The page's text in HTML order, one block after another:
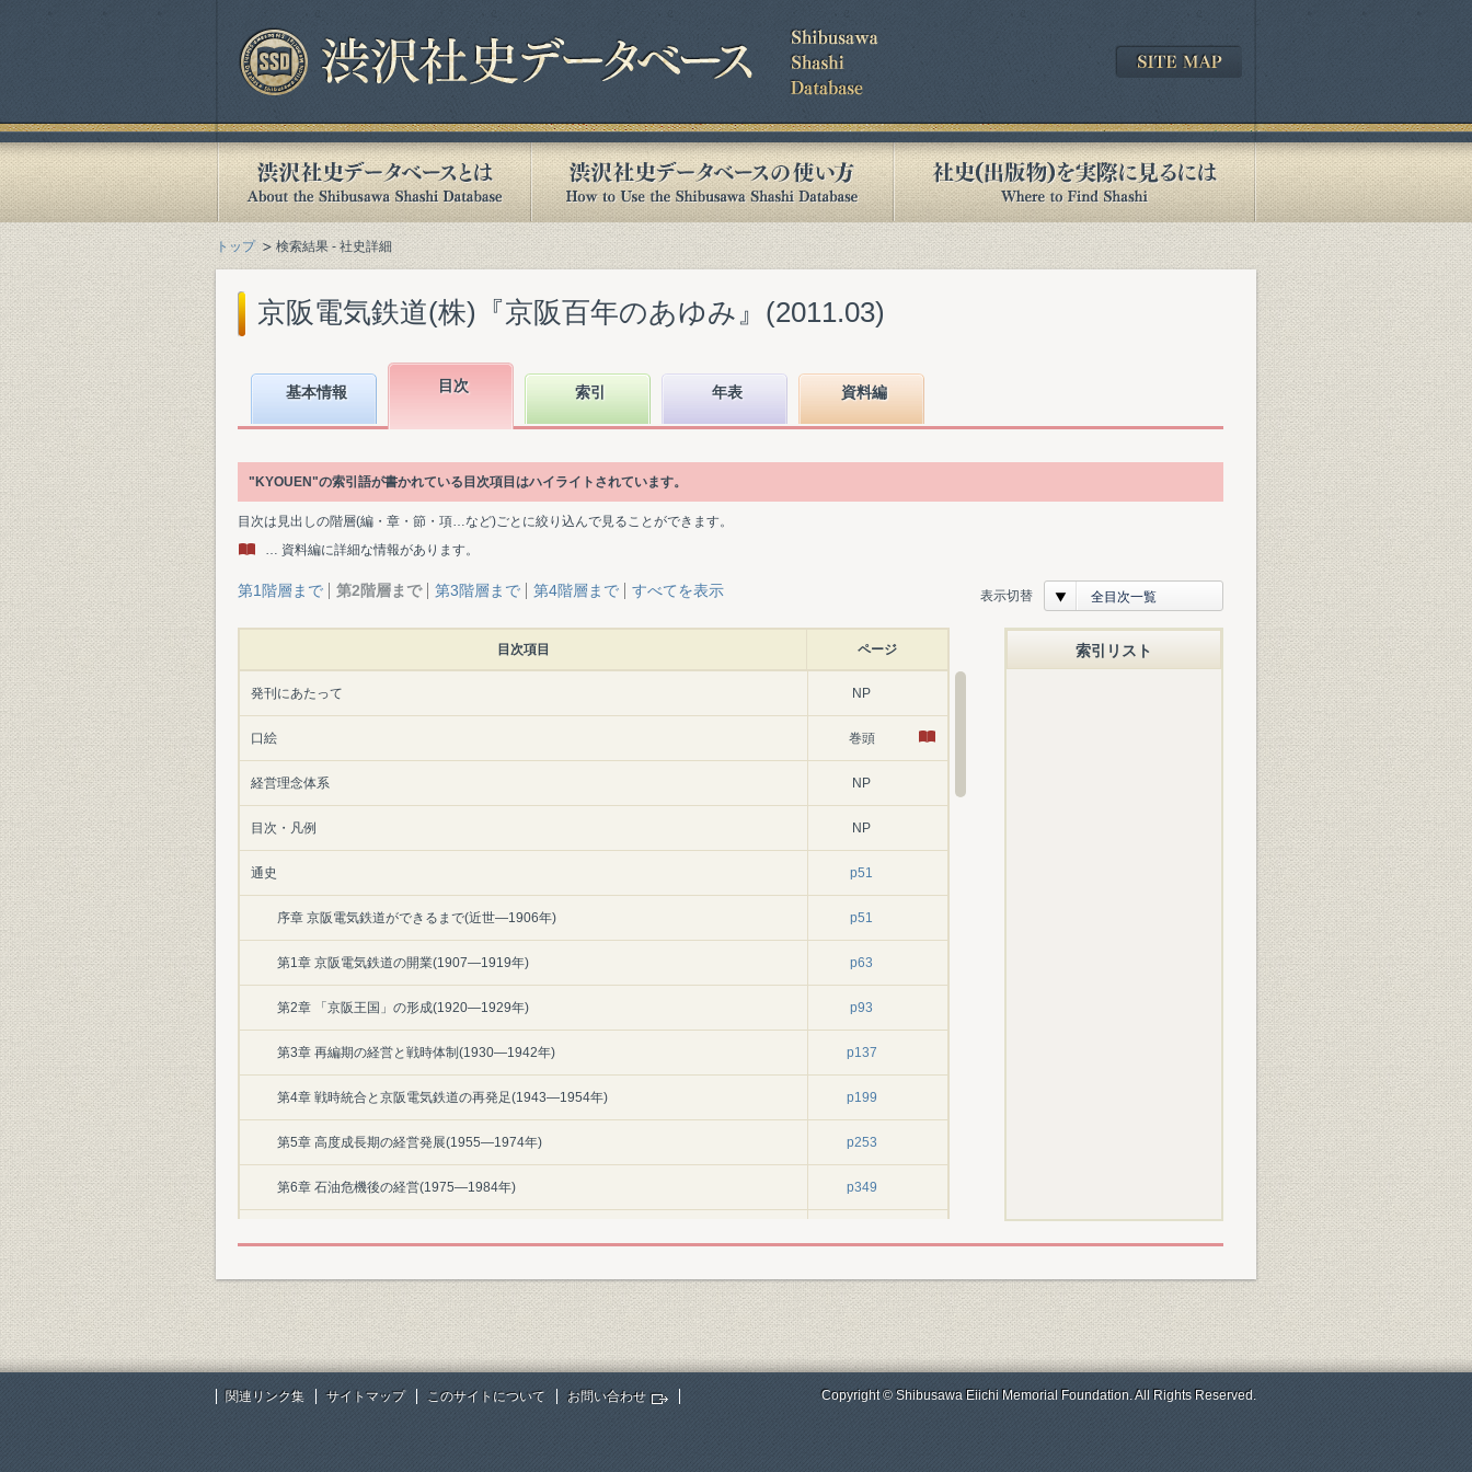
トップ 検索結果 - 社史詳細
京阪電気鉄道(株)『京阪百年のあゆみ』(2011.03)
基本情報 目次 索引 年表 資料編
"KYOUEN"の索引語が書かれている目次項目はハイライトされています。
目次は見出しの階層(編・章・節・項…など)ごとに絞り込んで見ることができます。
… 資料編に詳細な情報があります。
第1階層まで 第2階層まで 第3階層まで 第4階層まで すべてを表示 表示切替 全目次一覧
目次項目 ページ
発刊にあたって NP
口絵 巻頭
経営理念体系 NP
目次・凡例 NP
通史 p51
序章 京阪電気鉄道ができるまで(近世―1906年) p51
第1章 京阪電気鉄道の開業(1907―1919年) p63
第2章 「京阪王国」の形成(1920―1929年) p93
第3章 再編期の経営と戦時体制(1930―1942年) p137
第4章 戦時統合と京阪電気鉄道の再発足(1943―1954年) p199
第5章 高度成長期の経営発展(1955―1974年) p253
第6章 石油危機後の経営(1975―1984年) p349
第8章 競争の激化と事業の再構築(1997―2010年) p479
終章 京阪電鉄の100年 p597
テーマ史 p604
索引リスト
関連リンク集 サイトマップ このサイトについて お問い合わせ Copyright © Shibusawa Eiichi Memorial Foundation. All Rights Reserved.